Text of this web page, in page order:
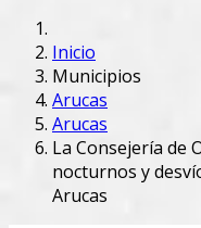
Inicio
Municipios
Arucas
Arucas
La Consejería de
nocturnos y
Arucas